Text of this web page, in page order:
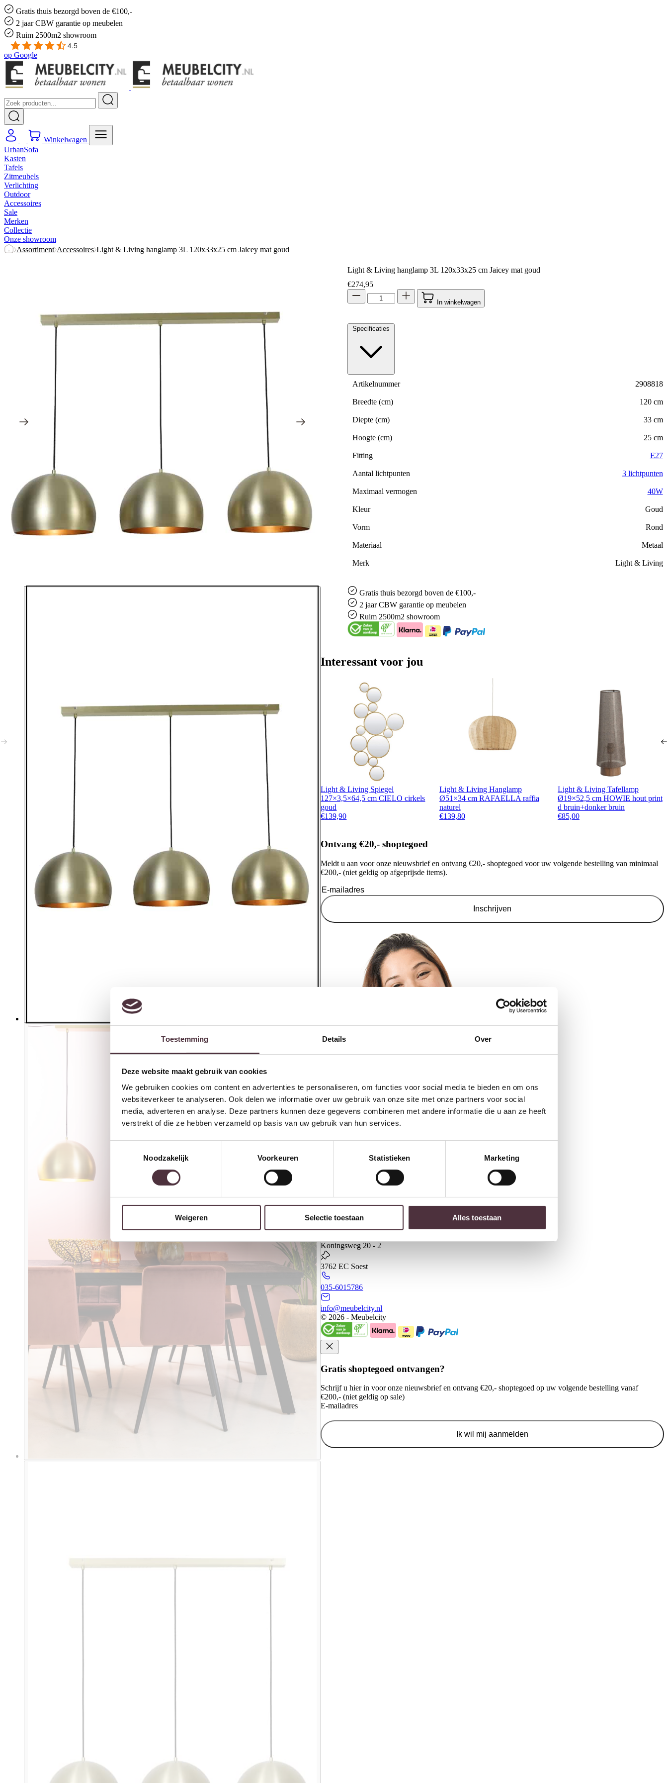
Toestemming Details Over
Deze website maakt gebruik van cookies
We gebruiken cookies om content en advertenties te personaliseren, om functies voor social media te bieden en om ons
websiteverkeer te analyseren. Ook delen we informatie over uw gebruik van onze site met onze partners voor social
media, adverteren en analyse. Deze partners kunnen deze gegevens combineren met andere informatie die u aan ze heeft
verstrekt of die ze hebben verzameld op basis van uw gebruik van hun services.
Noodzakelijk
Voorkeuren Statistieken Marketing
Weigeren Selectie toestaan Alles toestaan
Gratis thuis bezorgd boven de €100,-
2 jaar CBW garantie op meubelen
Ruim 2500m2 showroom
4.5
op Google
Winkelwagen
UrbanSofa
Kasten
Tafels
Zitmeubels
Verlichting
Outdoor
Accessoires
Sale
Merken
Collectie
Onze showroom
Assortiment Accessoires Light & Living hanglamp 3L 120x33x25 cm Jaicey mat goud
Light & Living hanglamp 3L 120x33x25 cm Jaicey mat goud
€274,95
In winkelwagen
Specificaties
Artikelnummer 2908818
Breedte (cm) 120 cm
Diepte (cm) 33 cm
Hoogte (cm) 25 cm
Fitting E27
Aantal lichtpunten 3 lichtpunten
Maximaal vermogen 40W
Kleur Goud
Vorm Rond
Materiaal Metaal
Merk Light & Living
Gratisthuis bezorgd boven de €100,-
2 jaar CBW garantieop meubelen
Ruim 2500m2 showroom
Interessant voor jou
Light & Living Spiegel
127×3,5×64,5 cm CIELO cirkels
goud
€139,90
Light & Living Hanglamp
Ø51×34 cm RAFAELLA raffia
naturel
€139,80
Light & Living Tafellamp
Ø19×52,5 cm HOWIE hout print
d bruin+donker bruin
€85,00
Ontvang €20,- shoptegoed
Meldt u aan voor onze nieuwsbrief en ontvang €20,- shoptegoed voor uw volgende bestelling van minimaal
€200,- (niet geldig op afgeprijsde items).
Inschrijven
Meubels
Koningsweg 20 - 2
3762 EC Soest
035-6015786
info@meubelcity.nl
© 2026 - Meubelcity
Gratis shoptegoed ontvangen?
Schrijf u hier in voor onze nieuwsbrief en ontvang €20,- shoptegoed op uw volgende bestelling vanaf
€200,- (niet geldig op sale)
E-mailadres
Ik wil mij aanmelden